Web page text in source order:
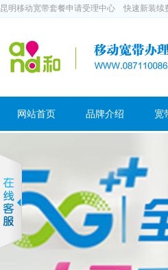
昆明移动宽带套餐申请受理中心 快速新装续
网站首页 品牌介绍 宽